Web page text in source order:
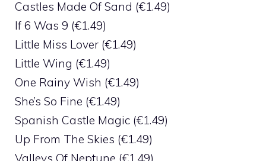
Castles Made Of Sand (€1.49)
If 6 Was 9 (€1.49)
Little Miss Lover (€1.49)
Little Wing (€1.49)
One Rainy Wish (€1.49)
She’s So Fine (€1.49)
Spanish Castle Magic (€1.49)
Up From The Skies (€1.49)
Valleys Of Neptune (€1.49)